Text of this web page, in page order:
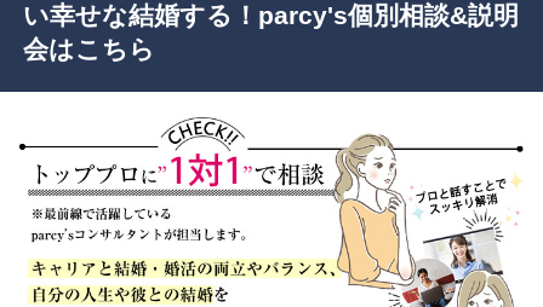
い幸せな結婚する！parcy's個別相談&説明
会はこちら